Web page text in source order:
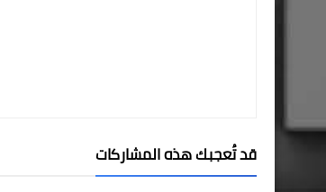
قد تُعجبك هذه المشاركات